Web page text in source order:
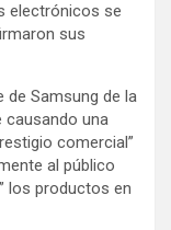
electrónicos se
sus
Samsung de la
causando una
comercial”
al público
los productos en